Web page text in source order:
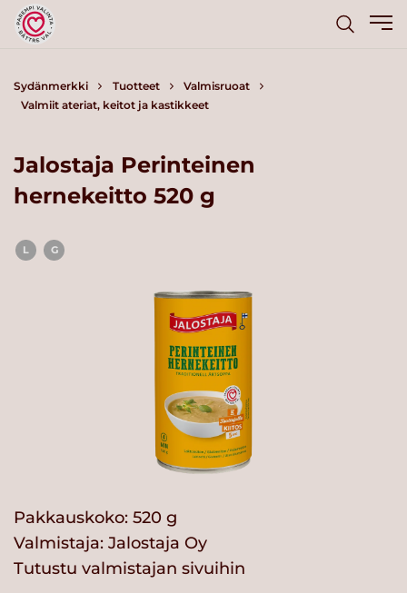
Sydänmerkki Tuotteet
Valmisruoat
Valmiit ateriat, keitot ja kastikkeet
Jalostaja Perinteinen
hernekeitto 520 g
L G
Pakkauskoko: 520 g
Valmistaja: Jalostaja Oy
Tutustu valmistajan sivuihin